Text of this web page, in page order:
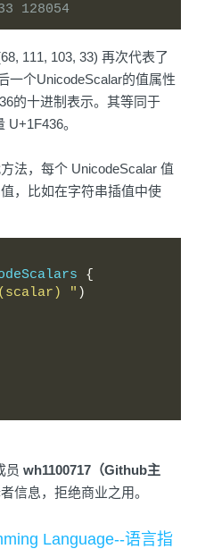
128054
111, 103, 33) 再次代表了
一个UnicodeScalar的值属性
的十进制表示。其等同于
。
法，每个 UnicodeScalar 值
，比如在字符串插值中使
{
" )
员 wh1100717（Github主
信息，拒绝商业之用。
Language--语言指